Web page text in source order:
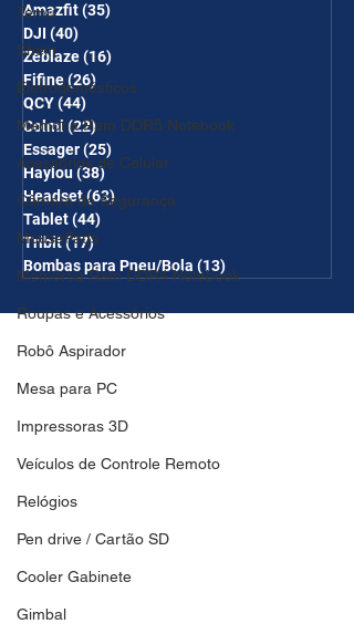
Temu
Shein
Eletrodomésticos
Memória Ram DDR5 Notebook
Acessórios de Celular
Câmera de Segurança
MousePads
Memórtia Ram DDR4 Notebook
Roupas e Acessórios
Robô Aspirador
Mesa para PC
Impressoras 3D
Veículos de Controle Remoto
Relógios
Pen drive / Cartão SD
Cooler Gabinete
Gimbal
Amazfit(35)
DJI (40)
Zeblaze(16)
Fifine(26) 26 posts
QCY(44)
Colmi(22)22 posts
Essager(25)
Haylou(38)38 posts
Headset(63)63 posts
Tablet(44)
Tribit(17)17 posts
Bombas para Pneu/Bola (13) 13 posts